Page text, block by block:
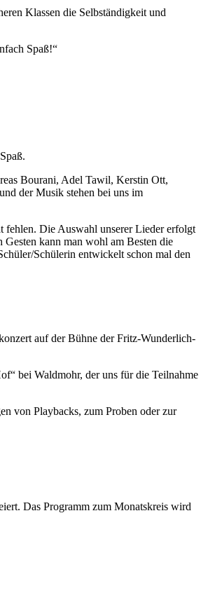
Klassen die Selbständigkeit und
Spaß!“
Spaß.
Bourani, Adel Tawil, Kerstin Ott,
der Musik stehen bei uns im
fehlen. Die Auswahl unserer Lieder erfolgt
kann man wohl am Besten die
Schülerin entwickelt schon mal den
auf der Bühne der Fritz-Wunderlich-
bei Waldmohr, der uns für die Teilnahme
von Playbacks, zum Proben oder zur
Das Programm zum Monatskreis wird